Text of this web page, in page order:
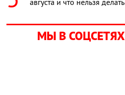
августа и что нельзя делать
МЫ В СОЦСЕТЯХ